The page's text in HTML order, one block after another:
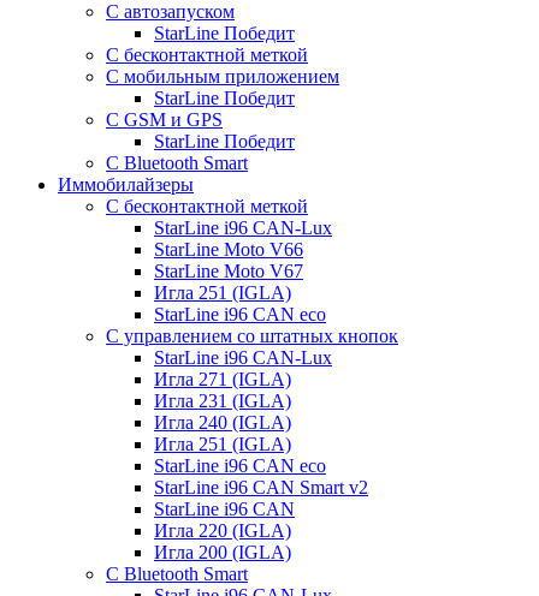
С автозапуском
StarLine Победит
С бесконтактной меткой
С мобильным приложением
StarLine Победит
С GSM и GPS
StarLine Победит
С Bluetooth Smart
Иммобилайзеры
С бесконтактной меткой
StarLine i96 CAN-Lux
StarLine Moto V66
StarLine Moto V67
Игла 251 (IGLA)
StarLine i96 CAN eco
С управлением со штатных кнопок
StarLine i96 CAN-Lux
Игла 271 (IGLA)
Игла 231 (IGLA)
Игла 240 (IGLA)
Игла 251 (IGLA)
StarLine i96 CAN eco
StarLine i96 CAN Smart v2
StarLine i96 CAN
Игла 220 (IGLA)
Игла 200 (IGLA)
С Bluetooth Smart